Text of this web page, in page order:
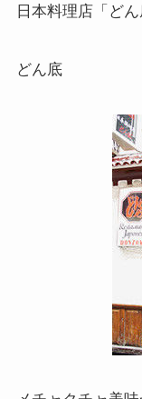
日本料理店「ど
どん底